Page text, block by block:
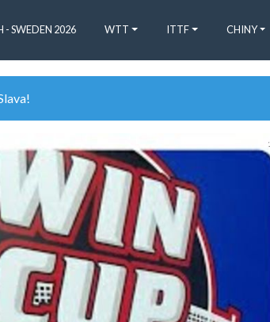
- SWEDEN 2026 WTT ITTF CHINY